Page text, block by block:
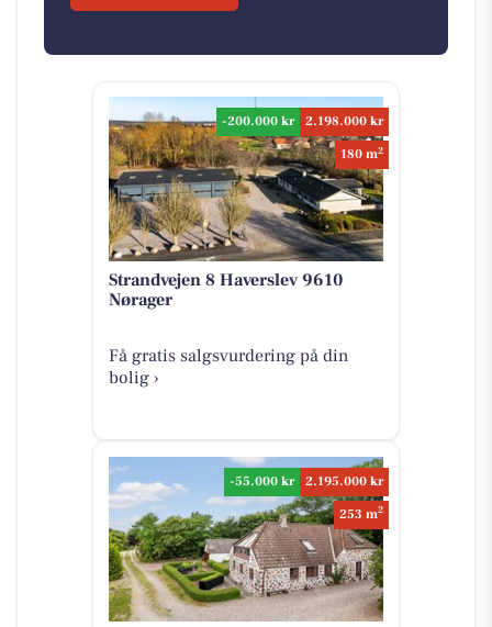
-200.000 kr
2.198.000 kr
180 m2
Strandvejen 8 Haverslev 9610
Nørager
Få gratis salgsvurdering på din
bolig ›
-55.000 kr
2.195.000 kr
253 m2